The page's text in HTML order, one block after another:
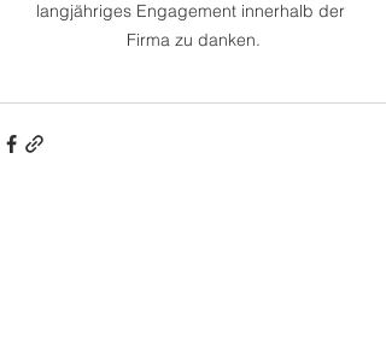
langjähriges Engagement innerhalb der
Firma zu danken.